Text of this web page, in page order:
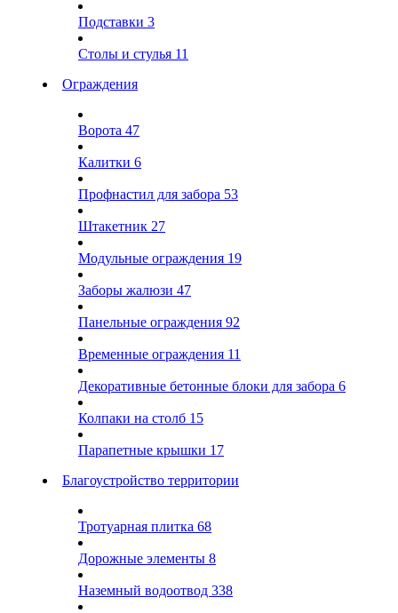
Подставки 3
Столы и стулья 11
Ограждения
Ворота 47
Калитки 6
Профнастил для забора 53
Штакетник 27
Модульные ограждения 19
Заборы жалюзи 47
Панельные ограждения 92
Временные ограждения 11
Декоративные бетонные блоки для забора 6
Колпаки на столб 15
Парапетные крышки 17
Благоустройство территории
Тротуарная плитка 68
Дорожные элементы 8
Наземный водоотвод 338